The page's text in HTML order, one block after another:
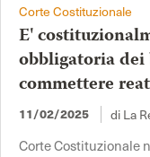
Corte Costituzionale
E'
obbligatoria
commettere
11/02/2025 di La
Corte Costituzionale